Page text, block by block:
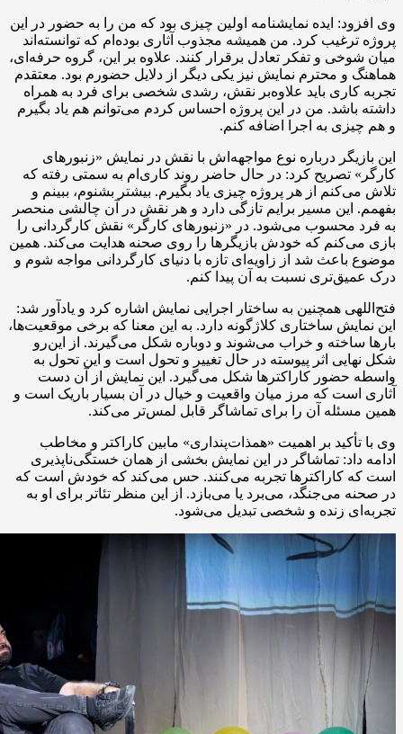
وی افزود: ایده نمایشنامه اولین چیزی بود که من را به حضور در این
پروژه ترغیب کرد. من همیشه مجذوب آثاری بوده‌ام که توانسته‌اند
میان شوخی و تفکر تعادل برقرار کنند. علاوه بر این، گروه حرفه‌ای،
هماهنگ و محترم نمایش نیز یکی دیگر از دلایل حضورم بود. معتقدم
تجربه کاری باید علاوه‌بر نقش، رشدی شخصی برای فرد به همراه
داشته باشد. من در این پروژه احساس کردم می‌توانم هم یاد بگیرم
و هم چیزی به اجرا اضافه کنم.
این بازیگر درباره نوع مواجهه‌اش با نقش در نمایش «زنبورهای
کارگر» تصریح کرد: در حال حاضر روند کاری‌ام به سمتی رفته که
تلاش می‌کنم از هر پروژه چیزی یاد بگیرم. بیشتر بشنوم، ببینم و
بفهمم. این مسیر برایم تازگی دارد و هر نقش در آن چالشی منحصر
به فرد محسوب می‌شود. در «زنبورهای کارگر» نقش کارگردانی را
بازی می‌کنم که خودش بازیگرها را روی صحنه هدایت می‌کند. همین
موضوع باعث شد از زاویه‌ای تازه با دنیای کارگردانی مواجه شوم و
درک عمیق‌تری نسبت به آن پیدا کنم.
فتح‌اللهی همچنین به ساختار اجرایی نمایش اشاره کرد و یادآور شد:
این نمایش ساختاری کلاژگونه دارد. به این معنا که برخی موقعیت‌ها،
بارها ساخته و خراب می‌شوند و دوباره شکل می‌گیرند. از این‌رو
شکل نهایی اثر پیوسته در حال تغییر و تحول است و این تحول به
واسطه حضور کاراکترها شکل می‌گیرد. این نمایش از آن‌ دست
آثاری‌ است که مرز میان واقعیت و خیال در آن بسیار باریک است و
همین مسئله آن را برای تماشاگر قابل لمس‌تر می‌کند.
وی با تأکید بر اهمیت «همذات‌پنداری» مابین کاراکتر و مخاطب
ادامه داد: تماشاگر در این نمایش بخشی از همان خستگی‌ناپذیری
است که کاراکترها تجربه می‌کنند. حس می‌کند که خودش است که
در صحنه می‌جنگد، می‌برد یا می‌بازد. از این منظر تئاتر برای او به
تجربه‌ای زنده و شخصی تبدیل می‌شود.